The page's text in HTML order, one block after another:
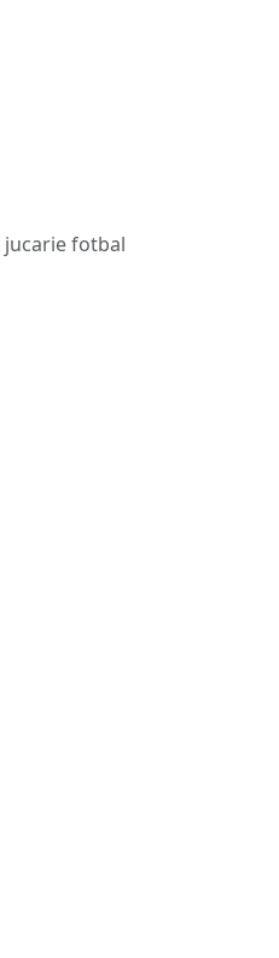
jucarie fotbal